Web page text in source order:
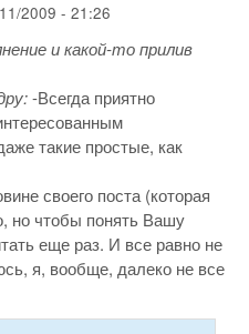
2009 - 21:26
и какой-то прилив
-Всегда приятно
такие простые, как
своего поста (которая
но чтобы понять Вашу
еще раз. И все равно не
я, вообще, далеко не все